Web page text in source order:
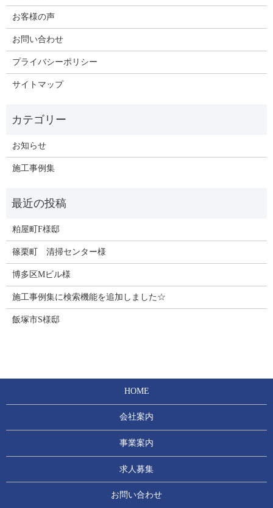
お客様の声
お問い合わせ
プライバシーポリシー
サイトマップ
お知らせ
施工事例集
粕屋町F様邸
篠栗町 清掃センター様
博多区Mビル様
施工事例集に検索機能を追加しました☆
飯塚市S様邸
HOME
会社案内
事業案内
求人募集
お問い合わせ